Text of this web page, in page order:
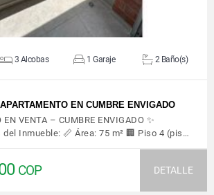
3 Alcobas 1 Garaje 2 Baño(s)
EN CUMBRE ENVIGADO
EN VENTA – CUMBRE ENVIGADO ✨
Inmueble: 📏 Área: 75 m² 🏢 Piso 4 (pis…
COP DETALLE